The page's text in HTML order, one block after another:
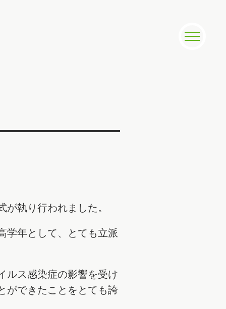
執り行われました。
学年として、とても立派
ルス感染症の影響を受け
ができたことをとても誇